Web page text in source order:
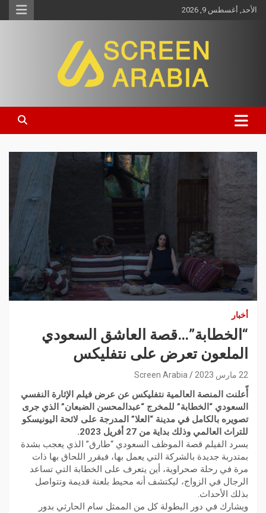
الأحد, أغسطس 9, 2026
Screen Arabia
أخبار
“الخطابة”…قصة العاشق السعودي
الملعون تعرض على نتفليكس
22 مارس 2023 Screen Arabia
أّعلنت المنصة العالمية نتفليكس عن عرض فيلم الإثارة النفسي
السعودي “الخطابة” للمخرج “عبدالمحسن الضبعان” الذي جرى
تصويره بالكامل في مدينة “العلا” المدرجة على لائحة اليونيسكو
للتراث العالمي وذلك بداية من 27 أفريل 2023.
يسرد الفيلم قصة الموظف السعودي “طارق” الذي يعجب بشدة
بمتدربة جديدة بالشركة التي يعمل بها، فيقرر اللحاق بها ذات
مرة في رحلة صحراوية، أين يتعرف على الخطابة التي تساعد
الرجال في الزواج، ليكتشف أنه محيط بلعنة قديمة وتتواصل
بذلك الأحداث.
ويشارك في دور البطولة كل من الممثل سام الحارثي بدور